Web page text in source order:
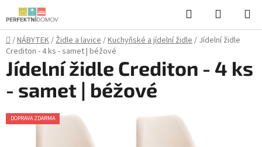
Přejít
na
obsah
Hledat
KOŠÍK
Domů
/NÁBYTEK/Židle a lavice/Kuchyňské a jídelní židle/ Jídelní židle
Crediton - 4 ks - samet | béžové
Jídelní židle Crediton - 4 ks
- samet | béžové
DOPRAVA ZDARMA